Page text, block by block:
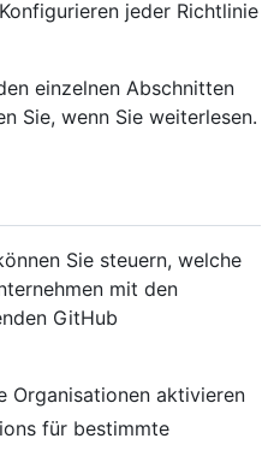
jeder Richtlinie
einzelnen Abschnitten
Sie, wenn Sie weiterlesen.
Sie steuern, welche
mit den
GitHub
Organisationen aktivieren
für bestimmte